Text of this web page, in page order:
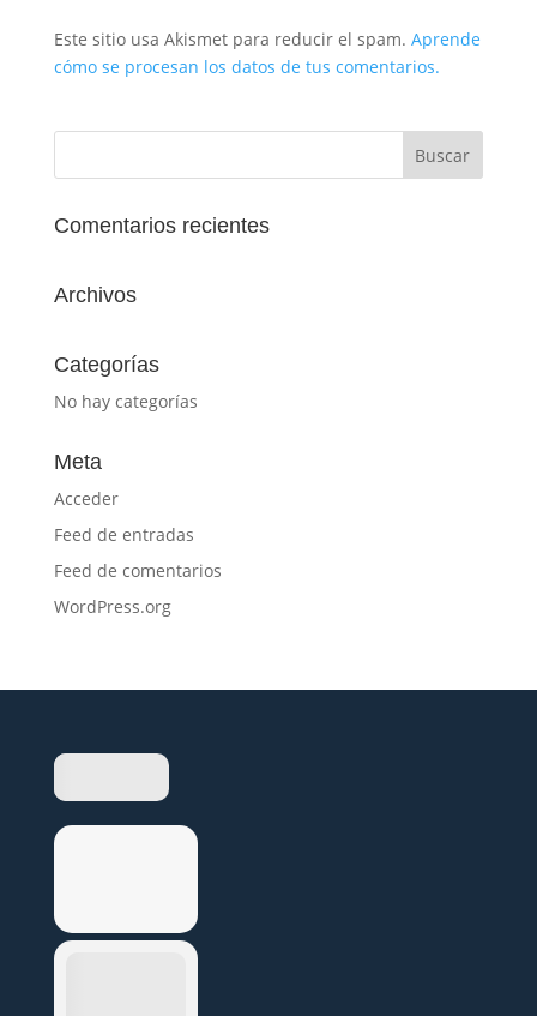
Este sitio usa Akismet para reducir el spam. Aprende
cómo se procesan los datos de tus comentarios.
Comentarios recientes
Archivos
Categorías
No hay categorías
Meta
Acceder
Feed de entradas
Feed de comentarios
WordPress.org